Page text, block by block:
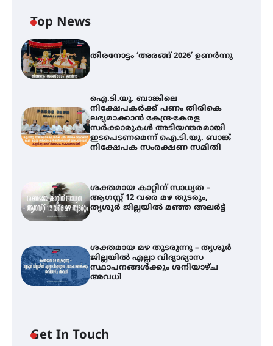
Top News
തിരനോട്ടം ‘അരങ്ങ് 2026’ ഉണർന്നു
ഐ.ടി.യു. ബാങ്കിലെ
നിക്ഷേപകർക്ക് പണം തിരികെ
ലഭ്യമാക്കാൻ കേന്ദ്ര-കേരള
സർക്കാരുകൾ അടിയന്തരമായി
ഇടപെടണമെന്ന് ഐ.ടി.യു. ബാങ്ക്
നിക്ഷേപക സംരക്ഷണ സമിതി
ശക്തമായ കാറ്റിന് സാധ്യത –
ആഗസ്റ്റ് 12 വരെ മഴ തുടരും,
തൃശൂർ ജില്ലയിൽ മഞ്ഞ അലർട്ട്
ശക്തമായ മഴ തുടരുന്നു – തൃശൂർ
ജില്ലയിൽ എല്ലാ വിദ്യാഭ്യാസ
സ്ഥാപനങ്ങൾക്കും ശനിയാഴ്ച
അവധി
Get In Touchഐ.ടി.യു. ബാങ്കിലെ
നിക്ഷേപകർക്ക് പണം തിരികെ